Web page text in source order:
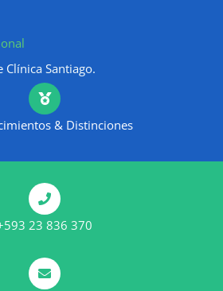
Clínica Santiago.
& Distinciones
23 836 370